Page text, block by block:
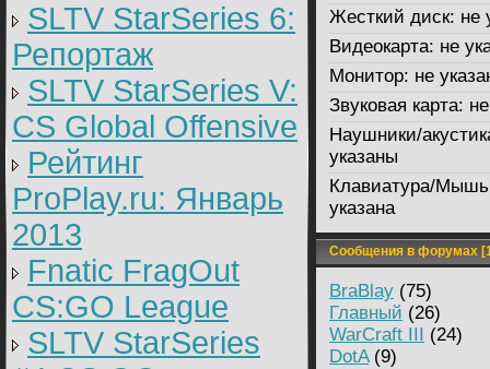
SLTV StarSeries 6:
Репортаж
SLTV StarSeries V:
CS Global Offensive
Рейтинг
ProPlay.ru: Январь
2013
Fnatic FragOut
CS:GO League
SLTV StarSeries
Жесткий диск: не
Видеокарта: не
Монитор: не
Звуковая карта:
Наушники/
указаны
Клавиатура/
указана
Сообщения в форумах
BraBlay (75)
Главный (26)
WarCraft III (24)
DotA(9)